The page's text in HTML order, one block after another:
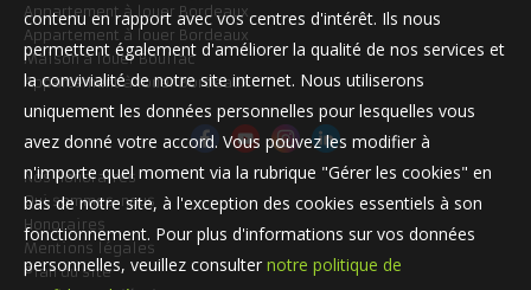
Appartement à louer Bordeaux
Appartement à louer Bordeaux
Maison à louer Bouliac
Appartement à louer Bordeaux
Nos Honoraires
Qui sommes-nous
Honoraires
Mentions légales
Plan du site
contenu en rapport avec vos centres d'intérêt. Ils nous
permettent également d'améliorer la qualité de nos services et
la convivialité de notre site internet. Nous utiliserons
uniquement les données personnelles pour lesquelles vous
avez donné votre accord. Vous pouvez les modifier à
n'importe quel moment via la rubrique "Gérer les cookies" en
bas de notre site, à l'exception des cookies essentiels à son
fonctionnement. Pour plus d'informations sur vos données
personnelles, veuillez consulter notre politique de